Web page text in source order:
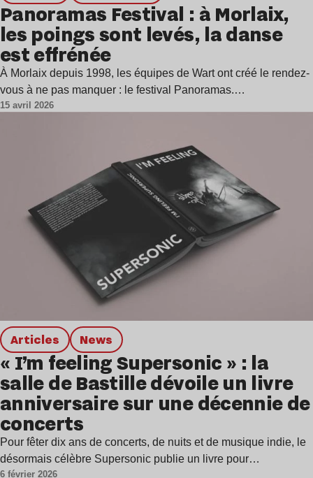
Panoramas Festival : à Morlaix,
les poings sont levés, la danse
est effrénée
À Morlaix depuis 1998, les équipes de Wart ont créé le rendez-
vous à ne pas manquer : le festival Panoramas.…
15 avril 2026
Articles news
« I’m feeling Supersonic » : la
salle de Bastille dévoile un livre
anniversaire sur une décennie de
concerts
Pour fêter dix ans de concerts, de nuits et de musique indie, le
désormais célèbre Supersonic publie un livre pour…
6 février 2026